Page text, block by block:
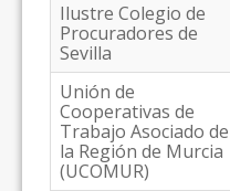
Ilustre Colegio de
Procuradores de
Sevilla
Unión de
Cooperativas de
Trabajo Asociado de
la Región de Murcia
(UCOMUR)